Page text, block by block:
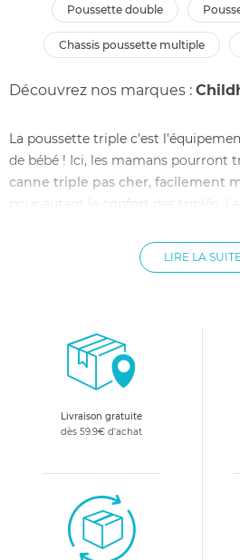
poussette double
chassis poussette multiple
Découvrez nos marques :
La poussette triple c'est
de bébé ! Ici, les mamans pourront
canne triple pas cher, facilement
pour autant le confort des triplés.
poussette canne triple permettra
aux enfants de profiter de balades
mieux à l'utilisation que l'on
conçues pour accueillir les enfants
jusqu'à leurs 4 ans environ. On peut
séparément.
Une poussette triple
Le compagnon de toutes les
Une poussette triple permet un
LIRE LA
Livraison gratuite
dès 59.9€ d'achat